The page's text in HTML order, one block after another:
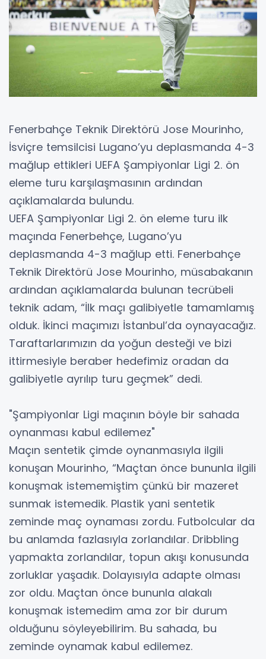
Fenerbahçe Teknik Direktörü Jose Mourinho,
İsviçre temsilcisi Lugano’yu deplasmanda 4-3
mağlup ettikleri UEFA Şampiyonlar Ligi 2. ön
eleme turu karşılaşmasının ardından
açıklamalarda bulundu.
UEFA Şampiyonlar Ligi 2. ön eleme turu ilk
maçında Fenerbehçe, Lugano’yu
deplasmanda 4-3 mağlup etti. Fenerbahçe
Teknik Direktörü Jose Mourinho, müsabakanın
ardından açıklamalarda bulunan tecrübeli
teknik adam, “İlk maçı galibiyetle tamamlamış
olduk. İkinci maçımızı İstanbul’da oynayacağız.
Taraftarlarımızın da yoğun desteği ve bizi
ittirmesiyle beraber hedefimiz oradan da
galibiyetle ayrılıp turu geçmek” dedi.
"Şampiyonlar Ligi maçının böyle bir sahada
oynanması kabul edilemez"
Maçın sentetik çimde oynanmasıyla ilgili
konuşan Mourinho, “Maçtan önce bununla ilgili
konuşmak istememiştim çünkü bir mazeret
sunmak istemedik. Plastik yani sentetik
zeminde maç oynaması zordu. Futbolcular da
bu anlamda fazlasıyla zorlandılar. Dribbling
yapmakta zorlandılar, topun akışı konusunda
zorluklar yaşadık. Dolayısıyla adapte olması
zor oldu. Maçtan önce bununla alakalı
konuşmak istemedim ama zor bir durum
olduğunu söyleyebilirim. Bu sahada, bu
zeminde oynamak kabul edilemez.